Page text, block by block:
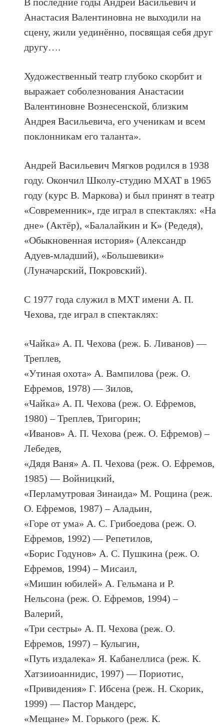
Анастасия Валентиновна не выходили на
сцену, жили уединённо, посвящая себя друг
другу….
Художественный театр глубоко скорбит и
выражает соболезнования Анастасии
Валентиновне Вознесенской, близким
Андрея Васильевича, его ученикам и всем
поклонникам его таланта».
Андрей Васильевич Мягков родился в 1938
году. Окончил Школу-студию МХАТ в 1965
году (курс В. Маркова) и был принят в театр
«Современник», где играл в спектаклях: «На
дне» (Актёр), «Балалайкин и К» (Редедя),
«Обыкновенная история» (Александр
Адуев-младший), «Большевики»
(Луначарский, Покровский).
С 1977 года служил в МХТ имени А. П.
Чехова, где играл в спектаклях:
«Чайка» А. П. Чехова (реж. Б. Ливанов) —
Треплев,
«Утиная охота» А. Вампилова (реж. О.
Ефремов, 1978) — Зилов,
«Чайка» А. П. Чехова (реж. О. Ефремов,
1980) – Треплев, Тригорин;
«Иванов» А. П. Чехова (реж. О. Ефремов) –
Лебедев,
«Дядя Ваня» А. П. Чехова (реж. О. Ефремов,
1985) — Войницкий,
«Перламутровая Зинаида» М. Рощина (реж.
О. Ефремов, 1987) – Аладьин,
«Горе от ума» А. С. Грибоедова (реж. О.
Ефремов, 1992) — Репетилов,
«Борис Годунов» А. С. Пушкина (реж. О.
Ефремов, 1994) – Мисаил,
«Мишин юбилей» А. Гельмана и Р.
Нельсона (реж. О. Ефремов, 1994) –
Валерий,
«Три сестры» А. П. Чехова (реж. О.
Ефремов, 1997) – Кулыгин,
«Путь издалека» Я. Кабанеллиса (реж. К.
Хатзииоаннидис, 1997) — Пориотис,
«Привидения» Г. Ибсена (реж. Н. Скорик,
1999) — Пастор Мандерс,
«Мещане» М. Горького (реж. К.